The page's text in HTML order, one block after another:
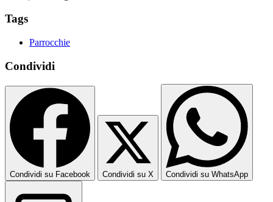
Tags
Parrocchie
Condividi
Condividi su Facebook Condividi su X Condividi su WhatsApp